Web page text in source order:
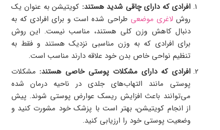
افرادی که دارای چاقی شدید هستند: کویتیشن به عنوان یک
روشلاغری موضعی طراحی شده است و برای افرادی که به
دنبال کاهش وزن کلی هستند، مناسب نیست. این روش
برای افرادی که به وزن مناسبی نزدیک هستند و فقط به
تنظیم نواحی خاص بدن خود علاقه دارند مناسب است.
افرادی که دارای مشکلات پوستی خاصی هستند: مشکلات
پوستی مانند التهاب‌های جلدی در ناحیه درمان شده
می‌توانند باعث افزایش ریسک عوارض پوستی شوند. پیش
از انجام کویتیشن، بهتر است با پزشک خود مشورت کنید و
وضعیت پوستی خود را ارزیابی کنید.